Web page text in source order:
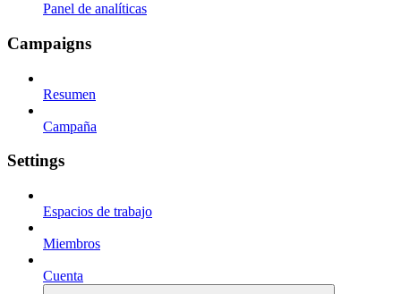
Panel de analíticas
Campaigns
Resumen
Campaña
Settings
Espacios de trabajo
Miembros
Cuenta